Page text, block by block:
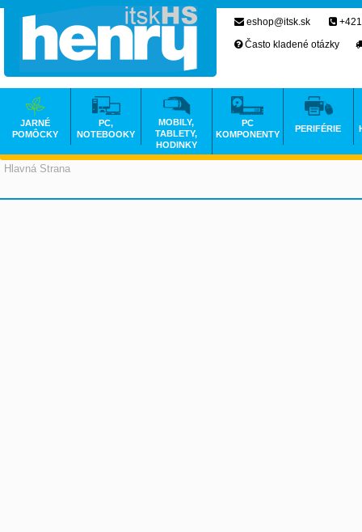
Hlavná Strana
eshop@itsk.sk
Často kladené otázky
JARNÉ
POMÔCKY
PC,
NOTEBOOKY
MOBILY,
TABLETY,
HODINKY
PC
KOMPONENTY
PERIFÉRIE